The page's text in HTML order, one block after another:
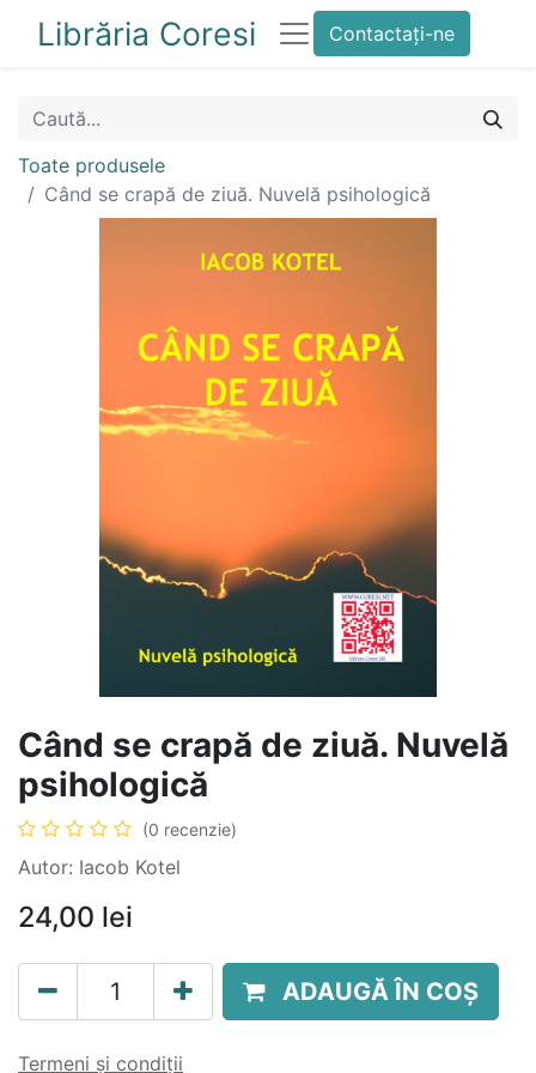
Librăria Coresi Contactați-ne
Toate produsele
Când se crapă de ziuă. Nuvelă psihologică
Când se crapă de ziuă. Nuvelă
psihologică
(0 recenzie)
Autor: Iacob Kotel
24,00 lei
ADAUGĂ ÎN COȘ
Termeni și condiții